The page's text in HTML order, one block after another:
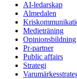
AI-ledarskap
Almedalen
Medieträning
Opinionsbildning
Pr-partner
Public affairs
Strategi